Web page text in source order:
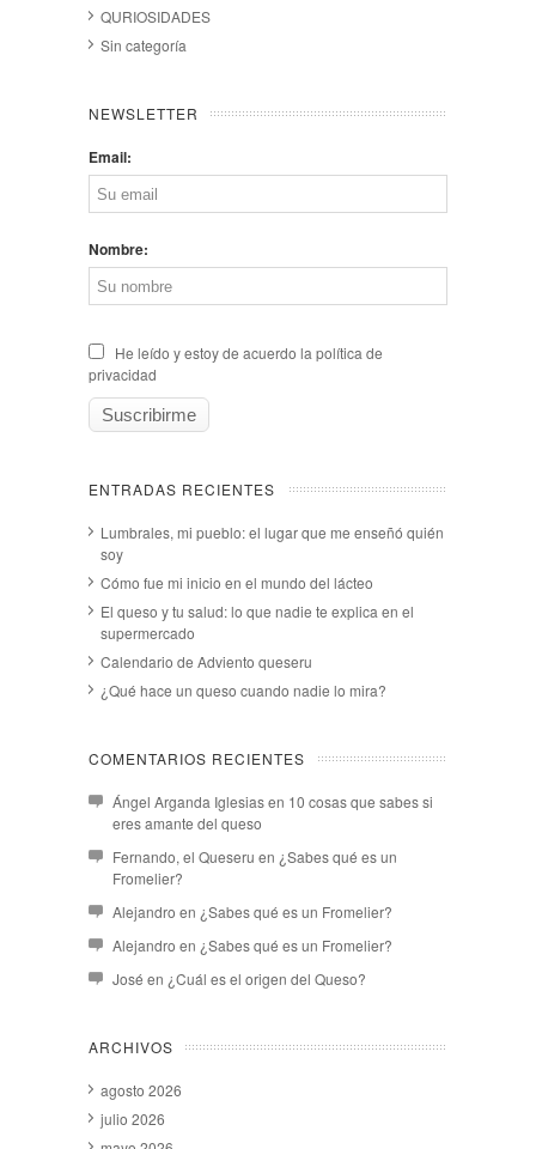
QURIOSIDADES
Sin categoría
NEWSLETTER
Email:
Nombre:
He leído y estoy de acuerdo la política de
privacidad
ENTRADAS RECIENTES
Lumbrales, mi pueblo: el lugar que me enseñó quién
soy
Cómo fue mi inicio en el mundo del lácteo
El queso y tu salud: lo que nadie te explica en el
supermercado
Calendario de Adviento queseru
¿Qué hace un queso cuando nadie lo mira?
COMENTARIOS RECIENTES
Ángel Arganda Iglesiasen 10 cosas que sabes si
eres amante del queso
Fernando, el Queseru en ¿Sabes qué es un
Fromelier?
Alejandro en ¿Sabes qué es un Fromelier?
Alejandro en ¿Sabes qué es un Fromelier?
José en ¿Cuál es el origen del Queso?
ARCHIVOS
agosto 2026
julio 2026